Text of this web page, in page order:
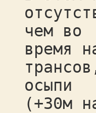
чем во
время
осыпи
(+30м